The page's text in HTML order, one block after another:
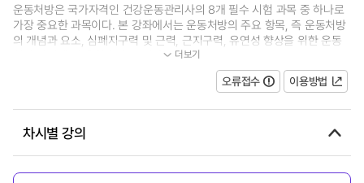
운동처방은 국가자격인 건강운동관리사의 8개 필수 시험 과목 중 하나로
가장 중요한 과목이다. 본 강좌에서는 운동처방의 주요 항목, 즉 운동처방
의 개념과 요소, 심폐지구력 및 근력, 근지구력, 유연성 향상을 위한 운동
처방 방법에 대해 학습하고, 비만... 더보기
오류접수 이용방법
차시별 강의